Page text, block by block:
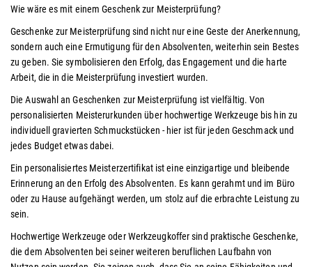
Wie wäre es mit einem Geschenk zur Meisterprüfung?
Geschenke zur Meisterprüfung sind nicht nur eine Geste der Anerkennung,
sondern auch eine Ermutigung für den Absolventen, weiterhin sein Bestes
zu geben. Sie symbolisieren den Erfolg, das Engagement und die harte
Arbeit, die in die Meisterprüfung investiert wurden.
Die Auswahl an Geschenken zur Meisterprüfung ist vielfältig. Von
personalisierten Meisterurkunden über hochwertige Werkzeuge bis hin zu
individuell gravierten Schmuckstücken - hier ist für jeden Geschmack und
jedes Budget etwas dabei.
Ein personalisiertes Meisterzertifikat ist eine einzigartige und bleibende
Erinnerung an den Erfolg des Absolventen. Es kann gerahmt und im Büro
oder zu Hause aufgehängt werden, um stolz auf die erbrachte Leistung zu
sein.
Hochwertige Werkzeuge oder Werkzeugkoffer sind praktische Geschenke,
die dem Absolventen bei seiner weiteren beruflichen Laufbahn von